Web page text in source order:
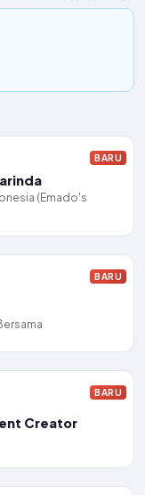
(Emado's
BARU
BARU
Creator
BARU